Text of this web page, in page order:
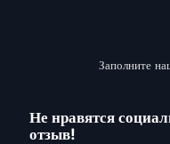
Заполните
Не нравятся
отзыв!